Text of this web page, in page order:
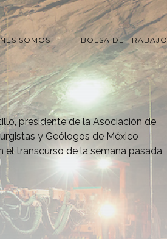
SOMOS BOLSA DE TRABAJO
presidente de la Asociación de
y Geólogos de México
el transcurso de la semana pasada